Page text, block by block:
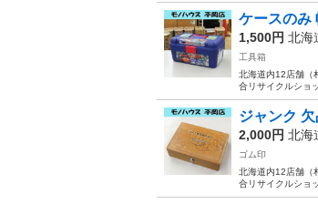
ケースのみ
1,500円 北海
工具箱
北海道内12店舗（
合リサイクルショ
ジャンク
2,000円 北海
ゴム印
北海道内12店舗（
合リサイクルショ